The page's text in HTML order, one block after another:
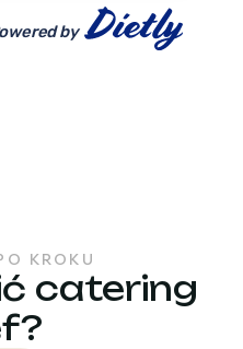
by
KROKU
catering